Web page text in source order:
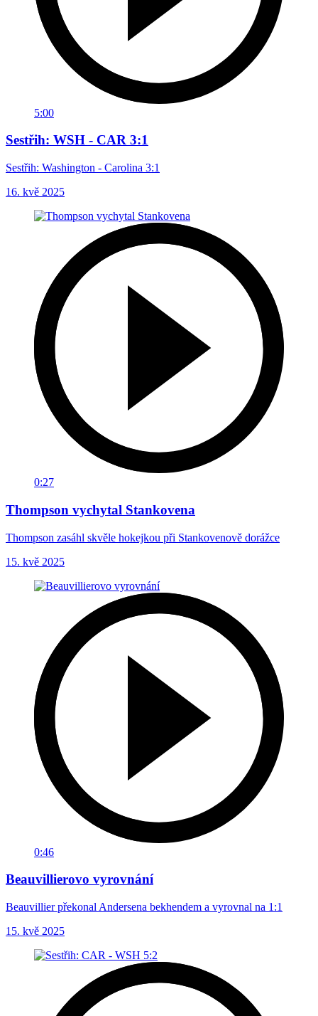
5:00
Sestřih: WSH - CAR 3:1
Sestřih: Washington - Carolina 3:1
16. kvě 2025
0:27
Thompson vychytal Stankovena
Thompson zasáhl skvěle hokejkou při Stankovenově dorážce
15. kvě 2025
0:46
Beauvillierovo vyrovnání
Beauvillier překonal Andersena bekhendem a vyrovnal na 1:1
15. kvě 2025